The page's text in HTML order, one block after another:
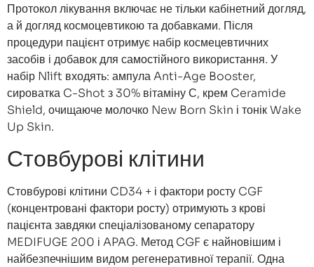
Протокол лікування включає не тільки кабінетний догляд,
а й догляд космоцевтикою та добавками. Після
процедури пацієнт отримує набір космецевтичних
засобів і добавок для самостійного використання. У
набір Nlift входять: ампула Anti-Age Booster,
сироватка C-Shot з 30% вітаміну С, крем Ceramide
Shield, очищаюче молочко New Born Skin і тонік Wake
Up Skin.
Стовбурові клітини
Стовбурові клітини CD34 + і фактори росту CGF
(концентровані фактори росту) отримують з крові
пацієнта завдяки спеціалізованому сепаратору
MEDIFUGE 200 і APAG. Метод CGF є найновішим і
найбезпечнішим видом регенеративної терапії. Одна